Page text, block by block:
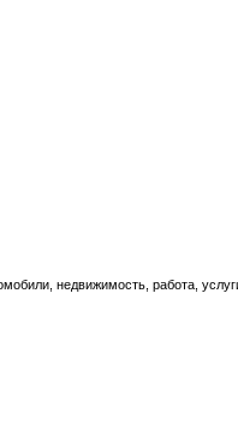
недвижимость, работа,